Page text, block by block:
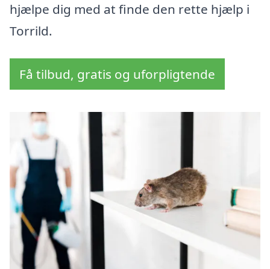
hjælpe dig med at finde den rette hjælp i
Torrild.
Få tilbud, gratis og uforpligtende